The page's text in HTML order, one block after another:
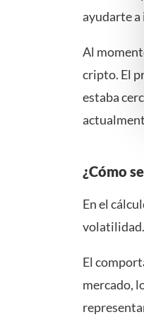
ayudarte a
Al
cripto. El
estaba
¿Cómo
En el
volatilidad.
El
mercado,